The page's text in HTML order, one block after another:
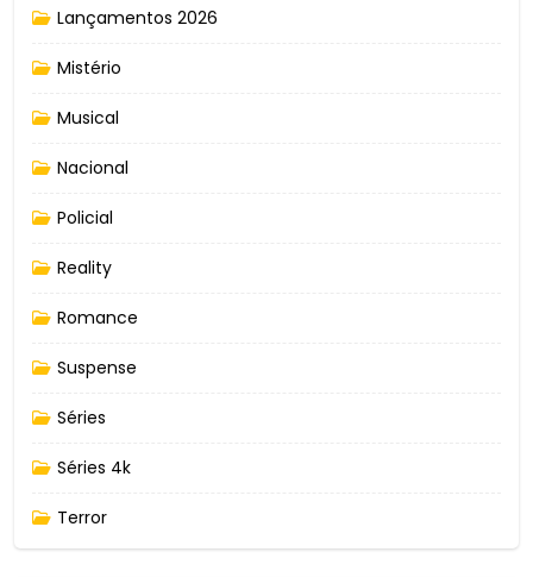
Lançamentos 2026
Mistério
Musical
Nacional
Policial
Reality
Romance
Suspense
Séries
Séries 4k
Terror